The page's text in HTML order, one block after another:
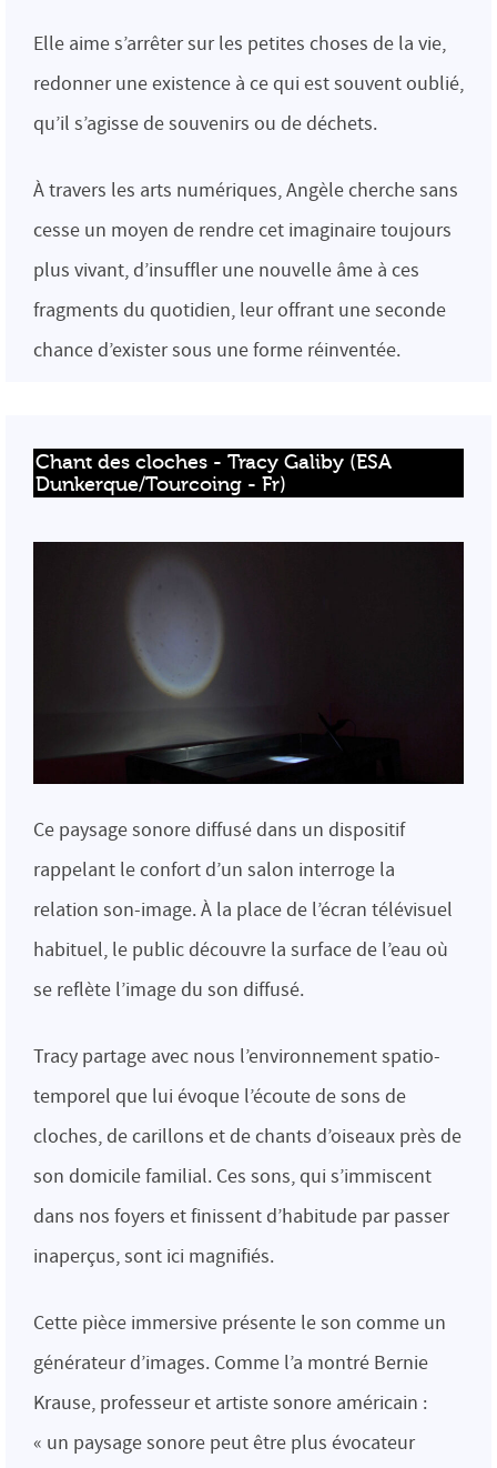
Elle aime s’arrêter sur les petites choses de la vie,
redonner une existence à ce qui est souvent oublié,
qu’il s’agisse de souvenirs ou de déchets.
À travers les arts numériques, Angèle cherche sans
cesse un moyen de rendre cet imaginaire toujours
plus vivant, d’insuffler une nouvelle âme à ces
fragments du quotidien, leur offrant une seconde
chance d’exister sous une forme réinventée.
Chant des cloches - Tracy Galiby (ESA
Dunkerque/Tourcoing - Fr)
Ce paysage sonore diffusé dans un dispositif
rappelant le confort d’un salon interroge la
relation son-image. À la place de l’écran télévisuel
habituel, le public découvre la surface de l’eau où
se reflète l’image du son diffusé.
Tracy partage avec nous l’environnement spatio-
temporel que lui évoque l’écoute de sons de
cloches, de carillons et de chants d’oiseaux près de
son domicile familial. Ces sons, qui s’immiscent
dans nos foyers et finissent d’habitude par passer
inaperçus, sont ici magnifiés.
Cette pièce immersive présente le son comme un
générateur d’images. Comme l’a montré Bernie
Krause, professeur et artiste sonore américain :
« un paysage sonore peut être plus évocateur